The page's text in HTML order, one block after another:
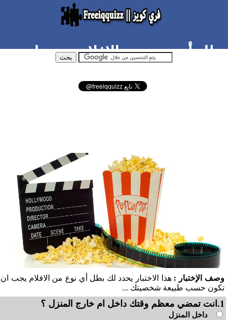
بطل أي نوع من الافلام يجب ان
وصف الإختبار :هذا الاختبار يحدد لك بطل أي نوع من الافلام يجب ان
تكون حسب طبيعة شخصيتك ...
1.انت تمضي معظم وقتك داخل ام خارج المنزل ؟
داخل المنزل